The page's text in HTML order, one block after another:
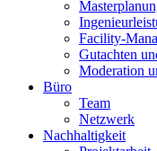
Facility-
Gutachten
Moderation
Büro
Team
Netzwerk
Nachhaltigkeit